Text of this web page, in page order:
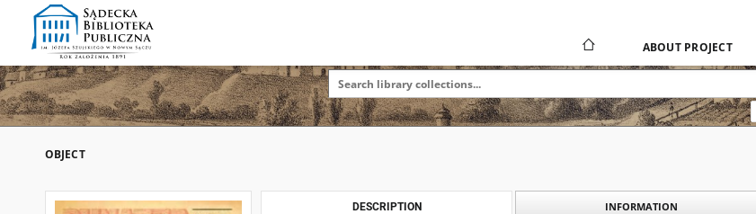
ABOUT PROJECT
OBJECT
DESCRIPTION INFORMATION